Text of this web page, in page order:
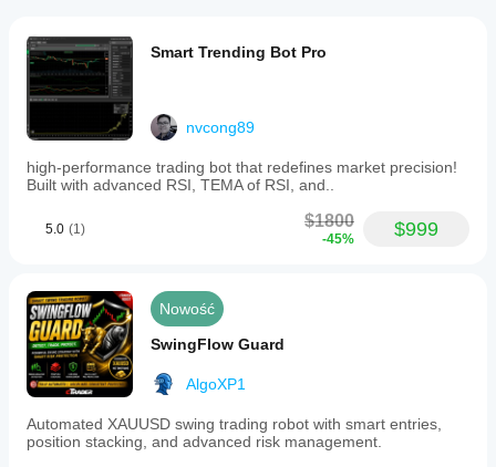
Smart Trending Bot Pro
nvcong89
high-performance trading bot that redefines market precision!
Built with advanced RSI, TEMA of RSI, and..
5.0 (1) $1800
-45% $999
Nowość
SwingFlow Guard
AlgoXP1
Automated XAUUSD swing trading robot with smart entries,
position stacking, and advanced risk management.